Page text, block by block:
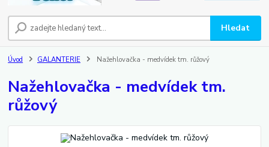
Hledat
Úvod GALANTERIE Nažehlovačka - medvídek tm. růžový
Nažehlovačka - medvídek tm.
růžový